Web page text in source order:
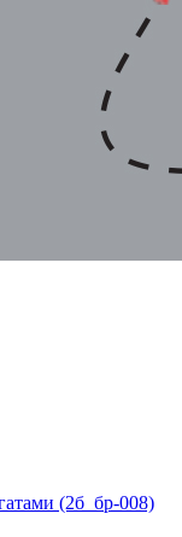
(2б_бр-008)